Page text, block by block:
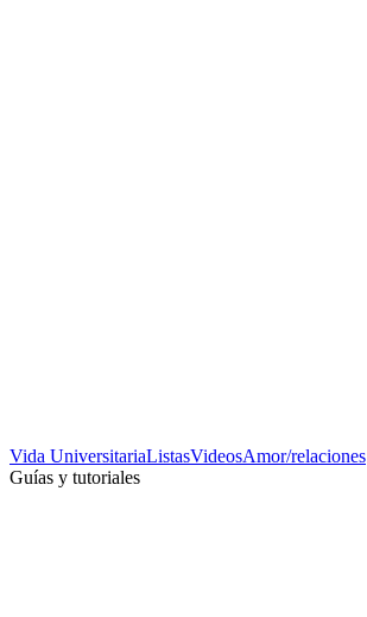
Vida UniversitariaListasVideosAmor/relaciones
Guías y tutoriales